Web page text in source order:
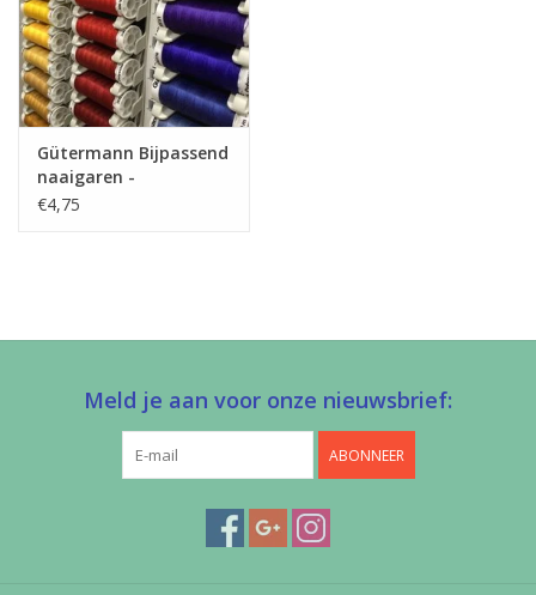
Gütermann Bijpassend
naaigaren -
Allesnaaigaren 200m
€4,75
Meld je aan voor onze nieuwsbrief:
ABONNEER